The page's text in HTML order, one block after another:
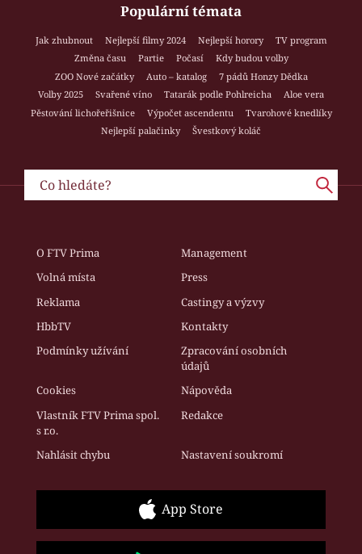
Populární témata
Jak zhubnout Nejlepší filmy 2024 Nejlepší horory
TV program
Změna času
Partie Počasí
Kdy budou volby
ZOO Nové začátky
Auto – katalog
7 pádů Honzy Dědka
Volby 2025
Svařené víno Tatarák podle Pohlreicha
Aloe vera
Pěstování lichořeřišnice
Výpočet ascendentu
Tvarohové knedlíky
Nejlepší palačinky
Švestkový koláč
O FTV Prima
Management
Volná místa
Press
Reklama
Castingy a výzvy
HbbTV
Kontakty
Podmínky užívání
Zpracování osobních
údajů
Cookies
Nápověda
Vlastník FTV Prima spol.
s r.o.
Redakce
Nahlásit chybu Nastavení soukromí
App Store